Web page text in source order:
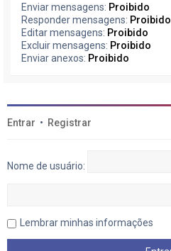
Enviar mensagens: Proibido
Responder mensagens: Proibido
Editar mensagens: Proibido
Excluir mensagens: Proibido
Enviar anexos: Proibido
Entrar • Registrar
Nome de usuário:
Lembrar minhas informações